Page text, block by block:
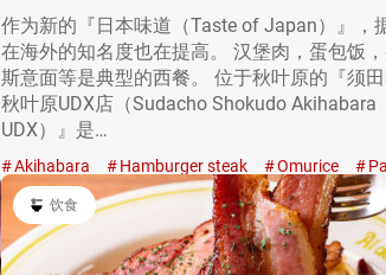
作为新的『日本味道（Taste of Japan）』，
在海外的知名度也在提高。 汉堡肉，蛋包饭
斯意面等是典型的西餐。 位于秋叶原的『须
秋叶原UDX店（Sudacho Shokudo Akihabara
UDX）』是…
Akihabara Hamburger steak Omurice
饮食